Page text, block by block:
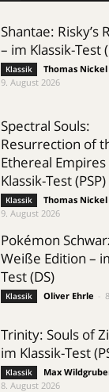
Shantae: Risky’s
– im Klassik-Test
Klassik Thomas Nickel
9. August 2026
Spectral Souls:
Resurrection of
Ethereal Empires
Klassik-Test (PSP)
Klassik Thomas Nickel
9. August 2026
Pokémon
Weiße Edition –
Test (DS)
Klassik Oliver Ehrle
Trinity: Souls of
im Klassik-Test
Klassik Max
8. August 2026